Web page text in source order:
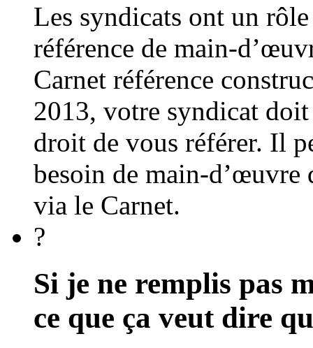
Les syndicats ont un
référence de main-
Carnet référence
2013, votre syndicat
droit de vous référer. Il
besoin de main-d’œuvre
via le Carnet.
?
Si je ne remplis pas
ce que ça veut dire